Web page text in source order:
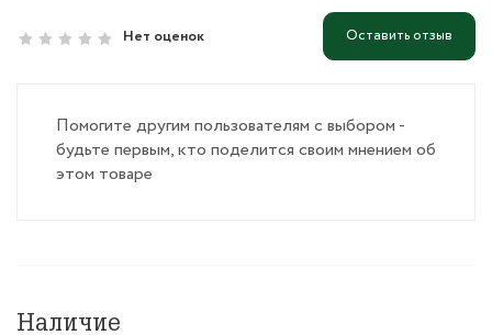
Нет оценок Оставить отзыв
Помогите другим пользователям с выбором -
будьте первым, кто поделится своим мнением об
этом товаре
Наличие